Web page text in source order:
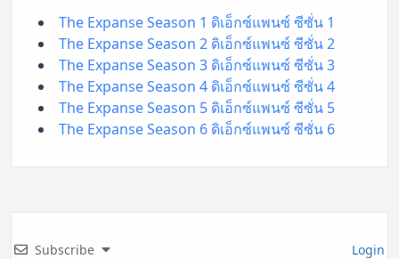
The Expanse Season 1 ดิเอ็กซ์แพนซ์ ซีซั่น 1
The Expanse Season 2 ดิเอ็กซ์แพนซ์ ซีซั่น 2
The Expanse Season 3 ดิเอ็กซ์แพนซ์ ซีซั่น 3
The Expanse Season 4 ดิเอ็กซ์แพนซ์ ซีซั่น 4
The Expanse Season 5 ดิเอ็กซ์แพนซ์ ซีซั่น 5
The Expanse Season 6 ดิเอ็กซ์แพนซ์ ซีซั่น 6
Subscribe Login